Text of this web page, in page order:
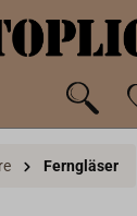
Ferngläser